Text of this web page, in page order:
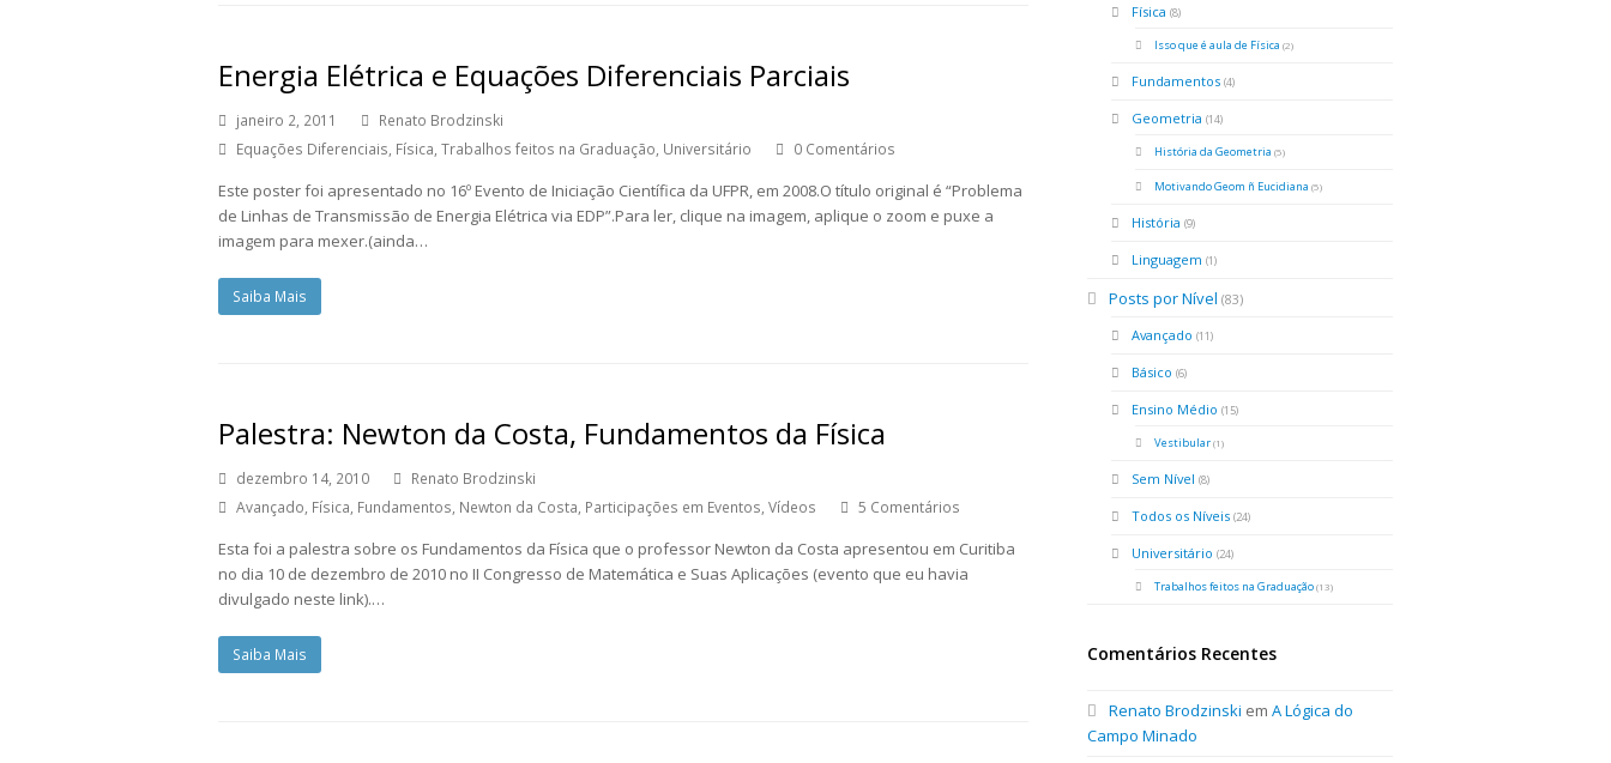
Energia Elétrica e Equações Diferenciais Parciais
janeiro 2, 2011
Renato Brodzinski
Equações Diferenciais, Física, Trabalhos feitos na Graduação, Universitário 0 Comentários
Este poster foi apresentado no 16º Evento de Iniciação Científica da UFPR, em 2008.O título original é “Problema
de Linhas de Transmissão de Energia Elétrica via EDP”.Para ler, clique na imagem, aplique o zoom e puxe a
imagem para mexer.(ainda…
Saiba Mais
Palestra: Newton da Costa, Fundamentos da Física
dezembro 14, 2010
Renato Brodzinski
Avançado, Física, Fundamentos, Newton da Costa, Participações em Eventos, Vídeos 5 Comentários
Esta foi a palestra sobre os Fundamentos da Física que o professor Newton da Costa apresentou em Curitiba
no dia 10 de dezembro de 2010 no II Congresso de Matemática e Suas Aplicações (evento que eu havia
divulgado neste link).…
Saiba Mais
Física (8)
Isso que é aula de Física (2)
Fundamentos (4)
Geometria (14)
História da Geometria (5)
Motivando Geom ñ Eucidiana (5)
História (9)
Linguagem (1)
Posts por Nível (83)
Avançado (11)
Básico (6)
Ensino Médio (15)
Vestibular (1)
Sem Nível (8)
Todos os Níveis (24)
Universitário (24)
Trabalhos feitos na Graduação (13)
Comentários Recentes
Renato Brodzinski emA Lógica do
Campo Minado